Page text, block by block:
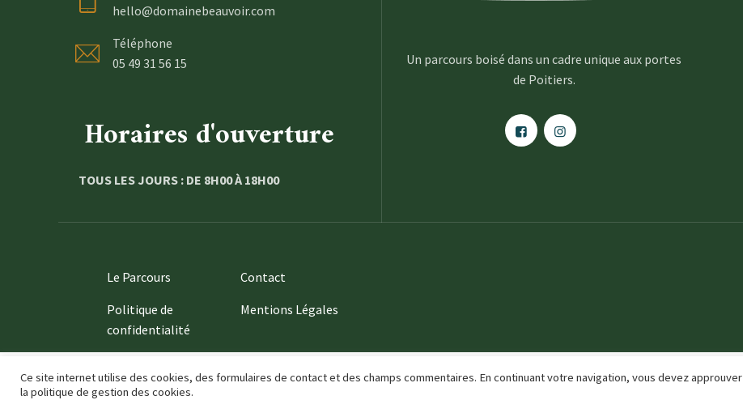
hello@domainebeauvoir.com
Téléphone
05 49 31 56 15
Horaires d'ouverture
TOUS LES JOURS : DE 8H00 À 18H00
Un parcours boisé dans un cadre unique aux portes
de Poitiers.
Le Parcours
Contact
Politique de
confidentialité
Mentions Légales
Ce site internet utilise des cookies, des formulaires de contact et des champs commentaires. En continuant votre navigation, vous devez approuver
la politique de gestion des cookies.